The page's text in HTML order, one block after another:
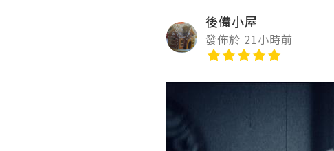
後備小屋
發佈於 21小時前